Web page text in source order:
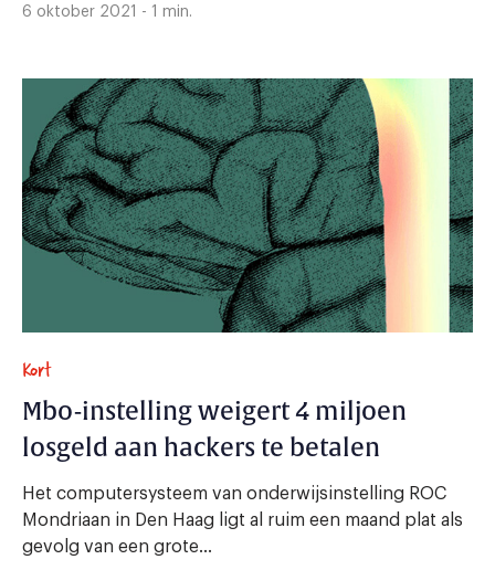
6 oktober 2021 - 1 min.
Kort
Mbo-instelling weigert 4 miljoen
losgeld aan hackers te betalen
Het computersysteem van onderwijsinstelling ROC
Mondriaan in Den Haag ligt al ruim een maand plat als
gevolg van een grote...